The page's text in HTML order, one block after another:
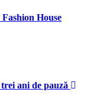
House
ani de pauză